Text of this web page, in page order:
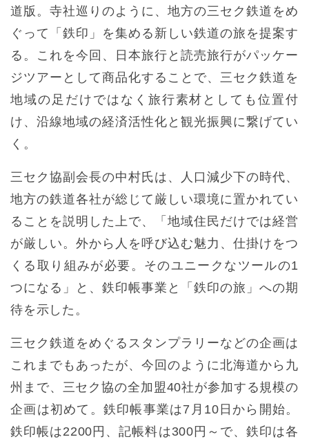
道版。寺社巡りのように、地方の三セク鉄道をめ
ぐって「鉄印」を集める新しい鉄道の旅を提案す
る。これを今回、日本旅行と読売旅行がパッケー
ジツアーとして商品化することで、三セク鉄道を
地域の足だけではなく旅行素材としても位置付
け、沿線地域の経済活性化と観光振興に繋げてい
く。
三セク協副会長の中村氏は、人口減少下の時代、
地方の鉄道各社が総じて厳しい環境に置かれてい
ることを説明した上で、「地域住民だけでは経営
が厳しい。外から人を呼び込む魅力、仕掛けをつ
くる取り組みが必要。そのユニークなツールの1
つになる」と、鉄印帳事業と「鉄印の旅」への期
待を示した。
三セク鉄道をめぐるスタンプラリーなどの企画は
これまでもあったが、今回のように北海道から九
州まで、三セク協の全加盟40社が参加する規模の
企画は初めて。鉄印帳事業は7月10日から開始。
鉄印帳は2200円、記帳料は300円～で、鉄印は各